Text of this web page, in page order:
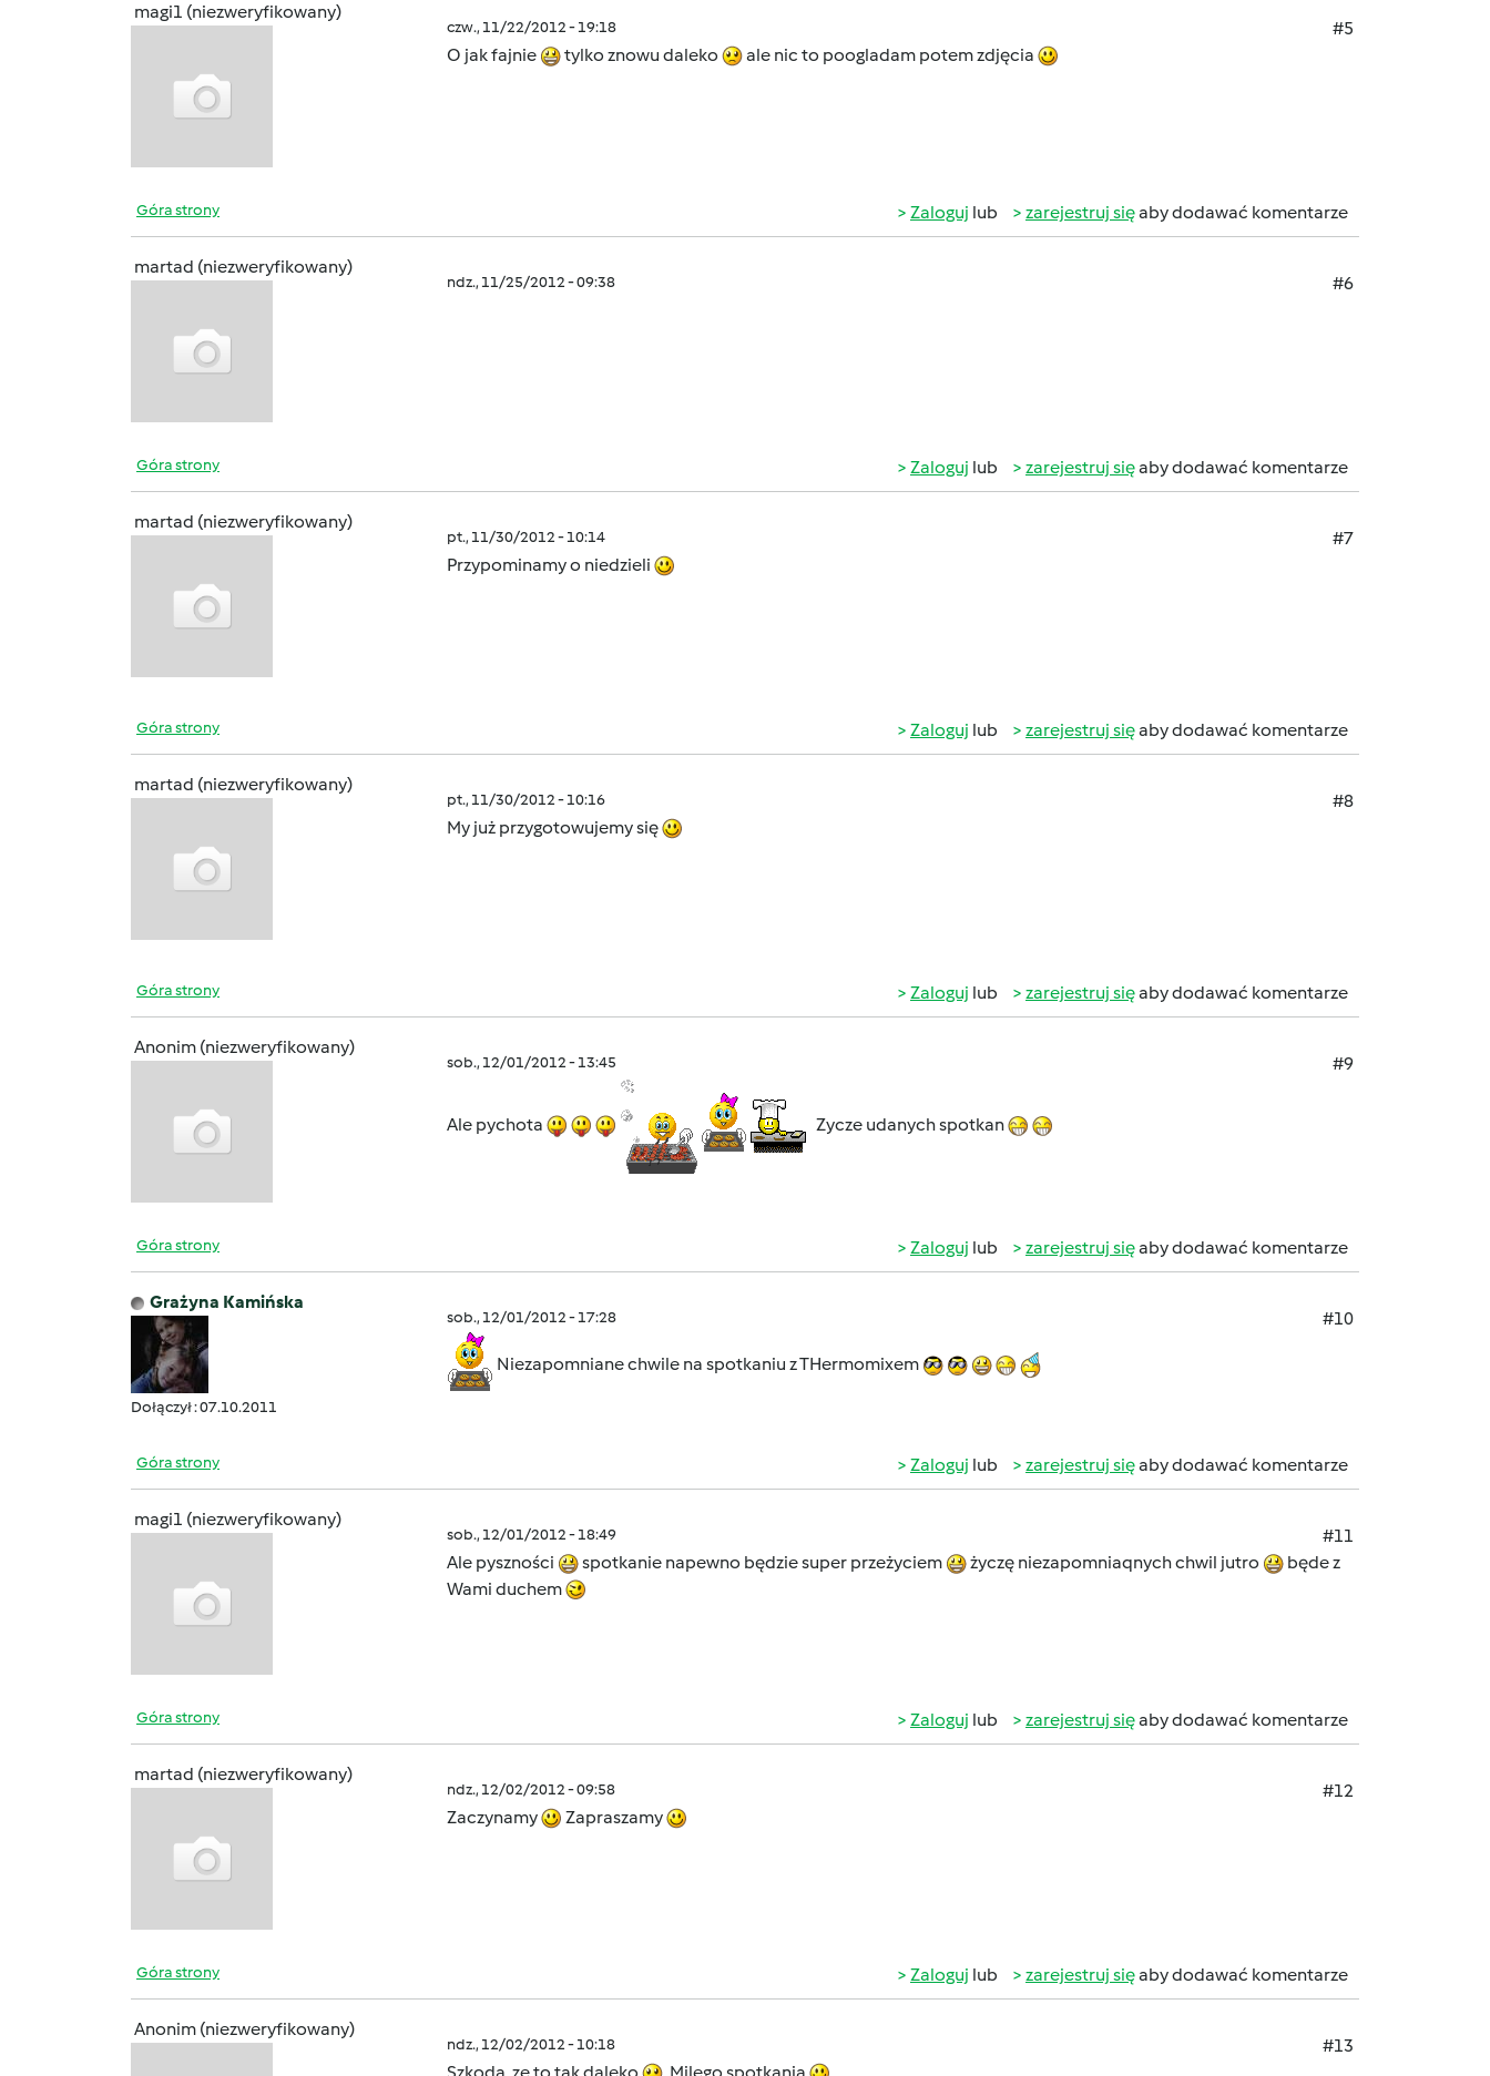
magi1 (niezweryfikowany)
czw., 11/22/2012 - 19:18
#5
O jak fajnie
tylko znowu daleko ale nic to poogladam potem zdjęcia
Góra strony Zaloguj lub zarejestruj sięaby dodawać komentarze
martad (niezweryfikowany)
ndz., 11/25/2012 - 09:38 #6
Góra strony Zaloguj lub zarejestruj sięaby dodawać komentarze
martad (niezweryfikowany)
pt., 11/30/2012 - 10:14
#7
Przypominamy o niedzieli
Góra strony Zaloguj lub zarejestruj sięaby dodawać komentarze
martad (niezweryfikowany)
pt., 11/30/2012 - 10:16
#8
My już przygotowujemy się
Góra strony Zaloguj lub zarejestruj sięaby dodawać komentarze
Anonim (niezweryfikowany)
sob., 12/01/2012 - 13:45 #9
Ale pychota Zycze udanych spotkan
Góra strony Zaloguj lub zarejestruj sięaby dodawać komentarze
Grażyna Kamińska
Dołączył : 07.10.2011
sob., 12/01/2012 - 17:28 #10
Niezapomniane chwile na spotkaniu z THermomixem
Góra strony Zaloguj lub zarejestruj sięaby dodawać komentarze
magi1 (niezweryfikowany)
sob., 12/01/2012 - 18:49
#11
Ale pyszności
spotkanie napewno będzie super przeżyciem życzę niezapomniaqnych chwil jutro
będe z
Wami duchem
Góra strony Zaloguj lub zarejestruj sięaby dodawać komentarze
martad (niezweryfikowany)
ndz., 12/02/2012 - 09:58
#12
Zaczynamy
Zapraszamy
Góra strony Zaloguj lub zarejestruj sięaby dodawać komentarze
Anonim (niezweryfikowany)
ndz., 12/02/2012 - 10:18
#13